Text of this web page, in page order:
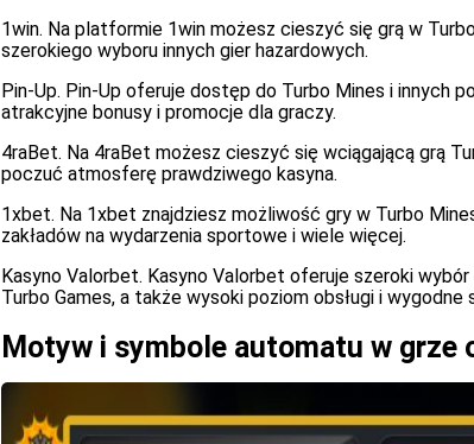
1win. Na platformie 1win możesz cieszyć się grą w
szerokiego wyboru innych gier hazardowych.
Pin-Up. Pin-Up oferuje dostęp do Turbo Mines i innych
atrakcyjne bonusy i promocje dla graczy.
4raBet. Na 4raBet możesz cieszyć się wciągającą grą
poczuć atmosferę prawdziwego kasyna.
1xbet. Na 1xbet znajdziesz możliwość gry w Turbo
zakładów na wydarzenia sportowe i wiele więcej.
Kasyno Valorbet. Kasyno Valorbet oferuje szeroki
Turbo Games, a także wysoki poziom obsługi i wygodne
Motyw i symbole automatu w grze